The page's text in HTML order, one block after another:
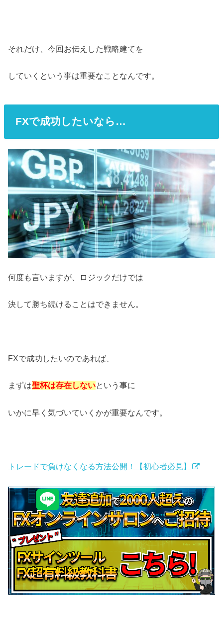
それだけ、今回お伝えした戦略建てを
していくという事は重要なことなんです。
FXで成功したいなら…
何度も言いますが、ロジックだけでは
決して勝ち続けることはできません。
FXで成功したいのであれば、
まずは聖杯は存在しないという事に
いかに早く気づいていくかが重要なんです。
トレードで負けなくなる方法公開！【初心者必見】